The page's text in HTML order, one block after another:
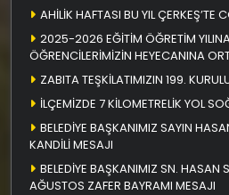
AHİLİK HAFTASI BU YIL ÇERKEŞ’TE
2025-2026 EĞİTİM ÖĞRETİM
ÖĞRENCİLERİMİZİN HEYECANINA
ZABITA TEŞKİLATIMIZIN 199.
İLÇEMİZDE 7 KİLOMETRELİK YOL
BELEDİYE BAŞKANIMIZ SAYIN
KANDİLİ MESAJI
BELEDİYE BAŞKANIMIZ SN. HASAN
AĞUSTOS ZAFER BAYRAMI MESAJI